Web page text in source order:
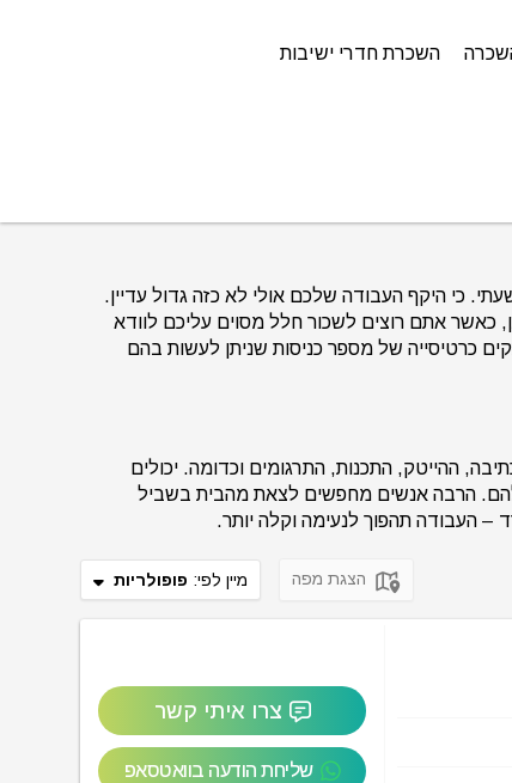
השכרת חדרי ישיבות
כי היקף העבודה שלכם אולי לא כזה גדול עדיין.
אתם רוצים לשכור חלל מסוים עליכם לוודא
כרטיסייה של מספר כניסות שניתן לעשות בהם
ההייטק, התכנות, התרגומים וכדומה. יכולים
הרבה אנשים מחפשים לצאת מהבית בשביל
העבודה תהפוך לנעימה וקלה יותר.
הצגת מפה מיין לפי: פופולריות
צרו איתי קשר
שליחת הודעה בוואטסאפ